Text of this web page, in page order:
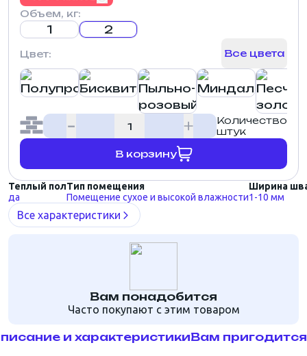
Теплый пол
да
Тип помещения
Помещение сухое и высокой влажности
Ширина
1-10 мм
Все характеристики
Вам понадобится
Часто покупают с этим товаром
Объем, кг:
1 2
Цвет: Все цвета
Количество
штук
В корзину
и характеристикиВам пригодится